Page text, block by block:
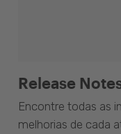
Release
Encontre todas as
melhorias de cada